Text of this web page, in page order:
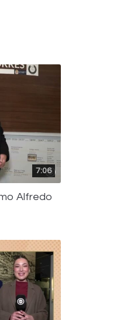
7:06
Alfredo